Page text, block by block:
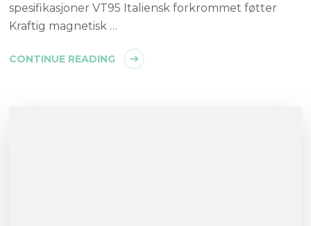
spesifikasjoner VT95 Italiensk forkrommet føtter
Kraftig magnetisk …
CONTINUE READING